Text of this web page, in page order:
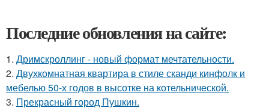
Последние обновления на сайте:
1. Дримскроллинг - новый формат мечтательности.
2. Двухкомнатная квартира в стиле сканди кинфолк и
мебелью 50-х годов в высотке на котельнической.
3. Прекрасный город Пушкин.